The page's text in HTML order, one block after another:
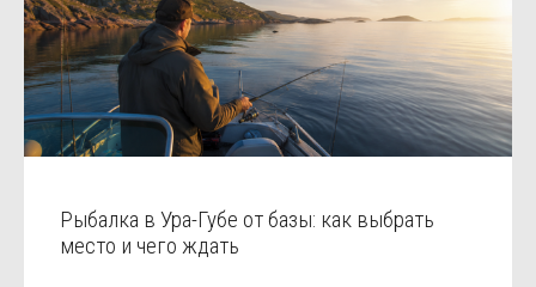
Рыбалка в Ура-Губе от базы: как выбрать
место и чего ждать